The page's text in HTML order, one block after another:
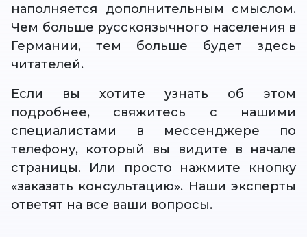
наполняется дополнительным смыслом.
Чем больше русскоязычного населения в
Германии, тем больше будет здесь
читателей.
Если вы хотите узнать об этом
подробнее, свяжитесь с нашими
специалистами в мессенджере по
телефону, который вы видите в начале
страницы. Или просто нажмите кнопку
«заказать консультацию». Наши эксперты
ответят на все ваши вопросы.